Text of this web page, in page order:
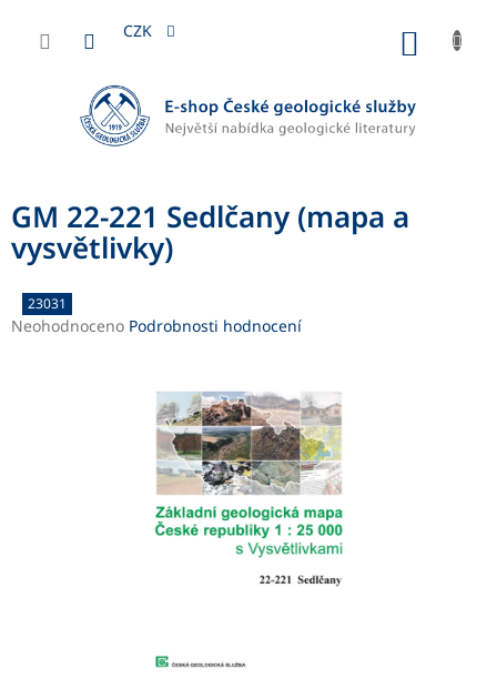
obsah
CZK
GM 22-221 Sedlčany (mapa a
vysvětlivky)
23031
Průměrné
Neohodnoceno Podrobnosti hodnocení